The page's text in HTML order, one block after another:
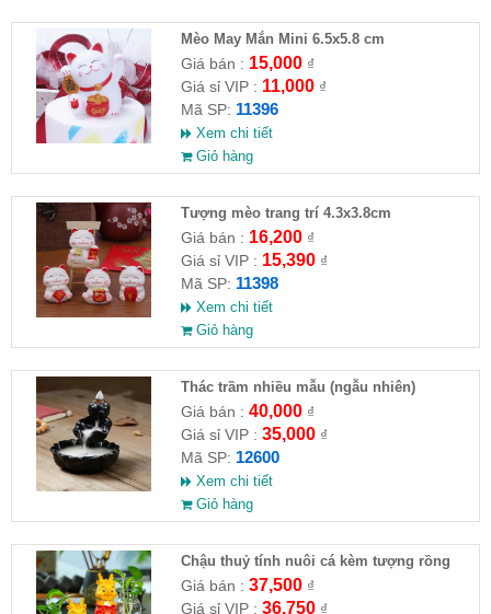
Mèo May Mắn Mini 6.5x5.8 cm
Giá bán : 15,000₫
Giá sỉ VIP : 11,000₫
Mã SP: 11396
Xem chi tiết
Giỏ hàng
Tượng mèo trang trí 4.3x3.8cm
Giá bán : 16,200₫
Giá sỉ VIP : 15,390₫
Mã SP: 11398
Xem chi tiết
Giỏ hàng
Thác trầm nhiều mẫu (ngẫu nhiên)
Giá bán : 40,000₫
Giá sỉ VIP : 35,000₫
Mã SP: 12600
Xem chi tiết
Giỏ hàng
Chậu thuỷ tính nuôi cá kèm tượng rồng
Giá bán : 37,500₫
Giá sỉ VIP : 36,750₫